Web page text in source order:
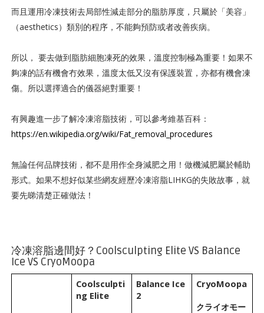
而且運用冷凍技術去局部性減走部分的脂肪厚度，只屬於「美容」
（aesthetics）類別的程序，不能夠預防或者改善疾病。
所以， 要去做到脂肪細胞凍死的效果，溫度控制極為重要！如果不
夠凍的話有機會冇效果，溫度太低又沒有保護裝置，亦都有機會凍
傷。所以選擇適合的儀器絕對重要！
有興趣進一步了解冷凍溶脂技術，可以參考維基百科：
https://en.wikipedia.org/wiki/Fat_removal_procedures
無論任何品牌技術，都不是用作全身減肥之用！做機減肥屬於輔助
形式。如果不想好似某些網友經歷冷凍溶脂LIHKG的失敗故事，就
要先睇清楚正確做法！
冷凍溶脂邊間好？Coolsculpting Elite VS Balance
Ice VS CryoMoopa
Coolsculpti
ng Elite
Balance Ice
2
CryoMoopa
クライオモー